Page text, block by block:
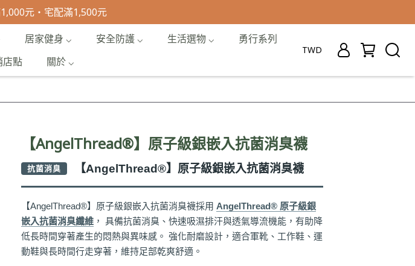
元・宅配滿1,500元
居家健身 ⌵ 安全防護 ⌵ 生活選物 ⌵
勇行系列
店點 關於 ⌵
TWD
【AngelThread®】原子級銀嵌入抗菌消臭襪
抗菌消臭 【AngelThread®】原子級銀嵌入抗菌消臭襪
【AngelThread®】原子級銀嵌入抗菌消臭襪採用 AngelThread® 原子級銀
嵌入抗菌消臭纖維 ， 具備抗菌消臭、快速吸濕排汗與透氣導流機能，有助降
低長時間穿著產生的悶熱與異味感。 強化耐磨設計，適合軍靴、工作鞋、運
動鞋與長時間行走穿著，維持足部乾爽舒適。